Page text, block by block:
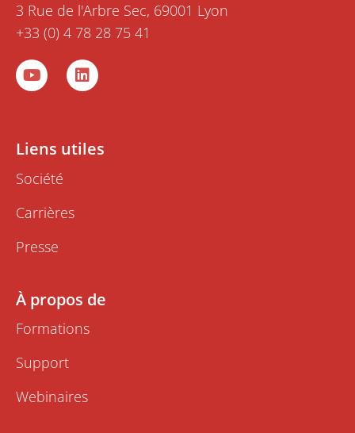
3 Rue de l'Arbre Sec, 69001 Lyon
+33 (0) 4 78 28 75 41
Y
o
u
b
e
L
i
n
d
i
Liens utiles
Société
Carrières
Presse
À propos de
Formations
Support
Webinaires